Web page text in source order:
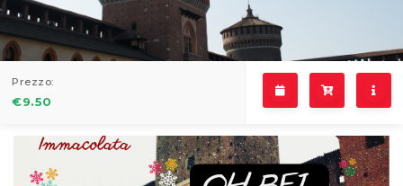
Prezzo:
€9.50